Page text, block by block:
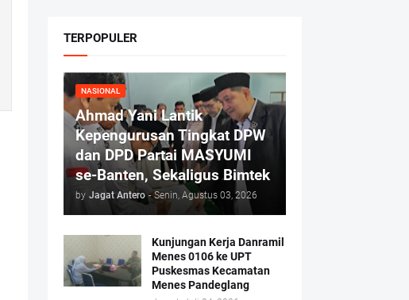
TERPOPULER
NASIONAL
Ahmad Yani Lantik
Kepengurusan Tingkat DPW
dan DPD Partai MASYUMI
se-Banten, Sekaligus Bimtek
by Jagat Antero - Senin, Agustus 03, 2026
Kunjungan Kerja Danramil
Menes 0106 ke UPT
Puskesmas Kecamatan
Menes Pandeglang